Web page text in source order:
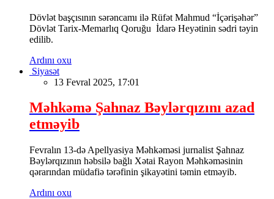
Dövlət başçısının sərəncamı ilə Rüfət Mahmud “İçərişəhər”
Dövlət Tarix-Memarlıq Qoruğu İdarə Heyətinin sədri təyin
edilib.
Ardını oxu
Siyasət
13 Fevral 2025, 17:01
Məhkəmə Şahnaz Bəylərqızını azad
etməyib
Fevralın 13-də Apellyasiya Məhkəməsi jurnalist Şahnaz
Bəylərqızının həbsilə bağlı Xətai Rayon Məhkəməsinin
qərarından müdafiə tərəfinin şikayətini təmin etməyib.
Ardını oxu